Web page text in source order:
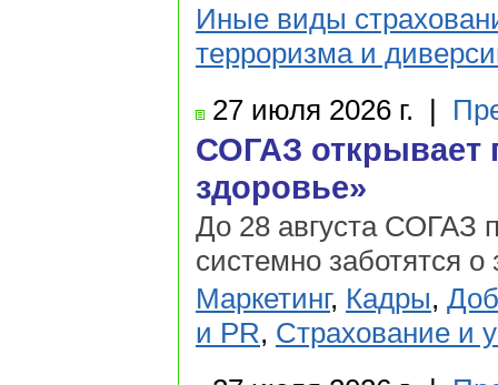
Иные виды
терроризма и
27 июля 2026 г. |
СОГАЗ открывает
здоровье»
До 28 августа СОГАЗ
системно заботятся
Маркетинг, Кадры,
и PR, Страхование и